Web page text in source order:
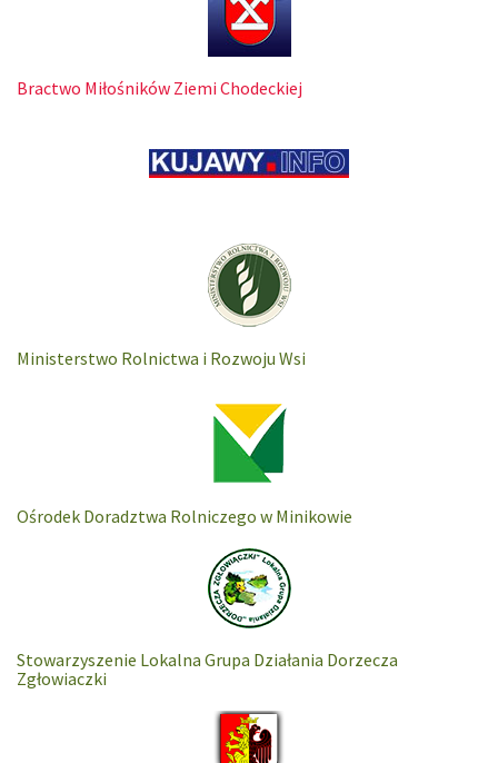
Bractwo Miłośników Ziemi Chodeckiej
Ministerstwo Rolnictwa i Rozwoju Wsi
Ośrodek Doradztwa Rolniczego w Minikowie
Stowarzyszenie Lokalna Grupa Działania Dorzecza
Zgłowiaczki